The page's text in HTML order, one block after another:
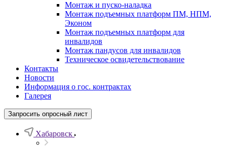
Монтаж и пуско-наладка
Монтаж подъемных платформ ПМ, НПМ,
Эконом
Монтаж подъемных платформ для
инвалидов
Монтаж пандусов для инвалидов
Техническое освидетельствование
Контакты
Новости
Информация о гос. контрактах
Галерея
Запросить опросный лист
Хабаровск